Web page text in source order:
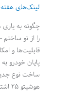
لینک‌های هفته
چگونه به یاری
را از نو
قابلیت‌ها و
پایان خودرو
ساخت نوع
هوشیتو ۲۵ اشتباه